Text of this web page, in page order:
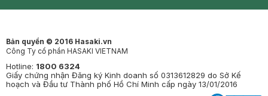
Bản quyền © 2016 Hasaki.vn
Công Ty cổ phần HASAKI VIETNAM
Hotline: 1800 6324
Giấy chứng nhận Đăng ký Kinh doanh số 0313612829 do Sở Kế
hoạch và Đầu tư Thành phố Hồ Chí Minh cấp ngày 13/01/2016